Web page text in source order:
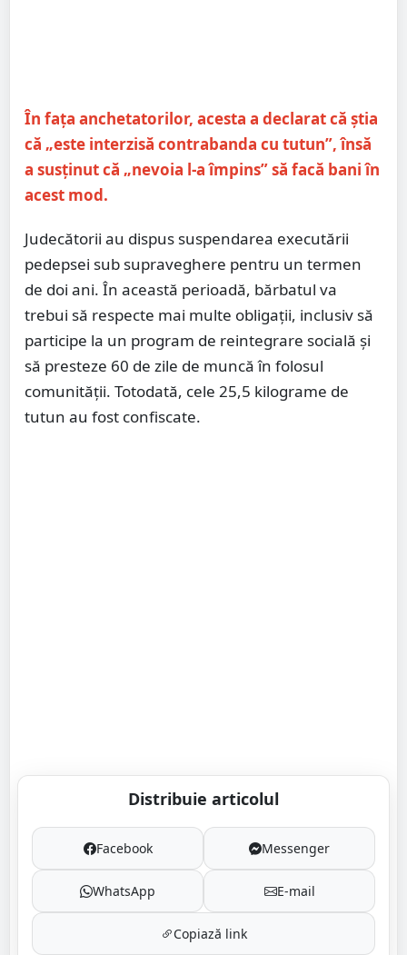
În fața anchetatorilor, acesta a declarat că știa
că „este interzisă contrabanda cu tutun”, însă
a susținut că „nevoia l-a împins” să facă bani în
acest mod.
Judecătorii au dispus suspendarea executării
pedepsei sub supraveghere pentru un termen
de doi ani. În această perioadă, bărbatul va
trebui să respecte mai multe obligații, inclusiv să
participe la un program de reintegrare socială și
să presteze 60 de zile de muncă în folosul
comunității. Totodată, cele 25,5 kilograme de
tutun au fost confiscate.
Distribuie articolul
Facebook Messenger
WhatsApp E-mail
Copiază link